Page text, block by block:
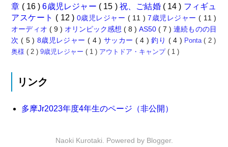
章 ( 16 )6歳児レジャー ( 15 ) 祝、ご結婚 ( 14 ) フィギュ
アスケート ( 12 ) 0歳児レジャー ( 11 )7歳児レジャー( 11 )
オーディオ ( 9 ) オリンピック感想( 8 )AS50( 7 )連続ものの目
次( 5 ) 8歳児レジャー( 4 ) サッカー ( 4 )釣り ( 4 ) Ponta( 2 )
奥様( 2 )9歳児レジャー( 1 ) アウトドア・キャンプ( 1 )
リンク
多摩Jr2023年度4年生のページ（非公開）
Naoki Kurotaki. Powered by Blogger.